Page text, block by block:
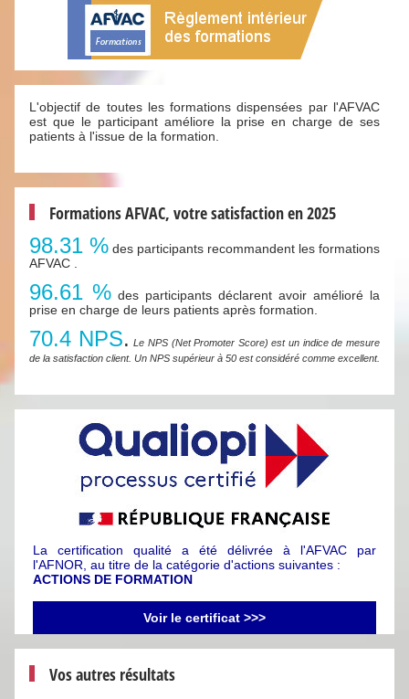
L'objectif de toutes les formations dispensées par l'AFVAC
est que le participant améliore la prise en charge de ses
patients à l'issue de la formation.
Formations AFVAC, votre satisfaction en 2025
98.31 % des participants recommandent les formations
AFVAC .
96.61 % des participants déclarent avoir amélioré la
prise en charge de leurs patients après formation.
70.4 NPS. Le NPS (Net Promoter Score) est un indice de mesure
de la satisfaction client. Un NPS supérieur à 50 est considéré comme excellent.
La certification qualité a été délivrée à l'AFVAC par
l'AFNOR, au titre de la catégorie d'actions suivantes :
ACTIONS DE FORMATION
Voir le certificat >>>
Vos autres résultats